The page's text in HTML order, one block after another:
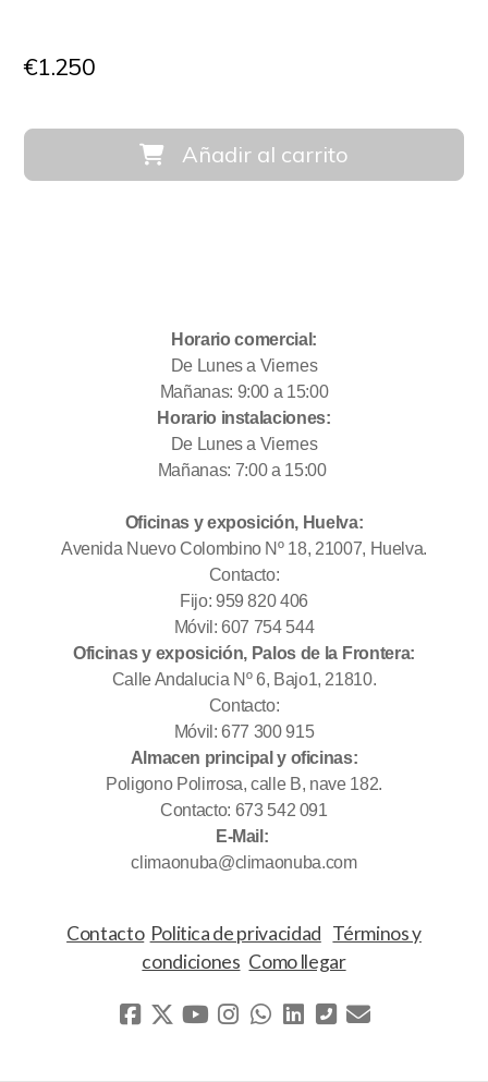
€1.250
Añadir al carrito
Horario comercial:
De Lunes a Viernes
Mañanas: 9:00 a 15:00
Horario instalaciones:
De Lunes a Viernes
Mañanas: 7:00 a 15:00
Oficinas y exposición, Huelva:
Avenida Nuevo Colombino Nº 18, 21007, Huelva.
Contacto:
Fijo: 959 820 406
Móvil: 607 754 544
Oficinas y exposición, Palos de la Frontera:
Calle Andalucia Nº 6, Bajo1, 21810.
Contacto:
Móvil: 677 300 915
Almacen principal y oficinas:
Poligono Polirrosa, calle B, nave 182.
Contacto: 673 542 091
E-Mail:
climaonuba@climaonuba.com
Contacto Politica de privacidad Términos y
condiciones Como llegar